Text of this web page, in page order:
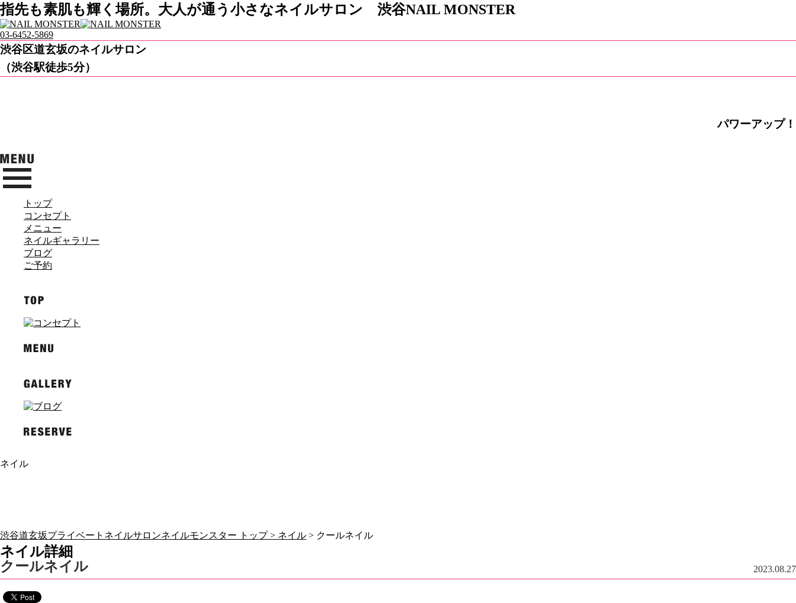
指先も素肌も輝く場所。大人が通う小さなネイルサロン 渋谷NAIL MONSTER
03-6452-5869
渋谷区道玄坂のネイルサロン
（渋谷駅徒歩5分）
パワーアップ！
トップ
コンセプト
メニュー
ネイルギャラリー
ブログ
ご予約
ネイル
渋谷道玄坂プライベートネイルサロンネイルモンスター トップ > ネイル > クールネイル
ネイル詳細
2023.08.27
クールネイル